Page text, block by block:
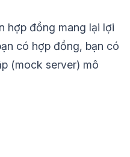
hợp đồng mang lại lợi
có hợp đồng, bạn có
(mock server) mô